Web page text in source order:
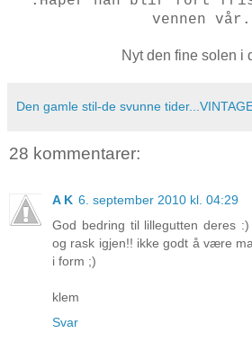
vennen vår.
Nyt den fine solen i
Den gamle stil-de svunne
28 kommentarer:
A K 6. september 2010 kl. 04:29
God bedring til lillegutten deres
og rask igjen!! ikke godt å være
i form ;)
klem
Svar